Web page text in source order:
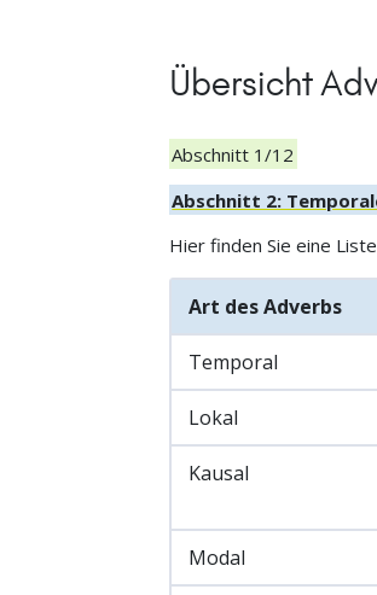
Übersicht
Abschnitt 1/12
Abschnitt 2:
Hier finden Sie eine
Art des Adverbs
Temporal
Lokal
Kausal
Modal